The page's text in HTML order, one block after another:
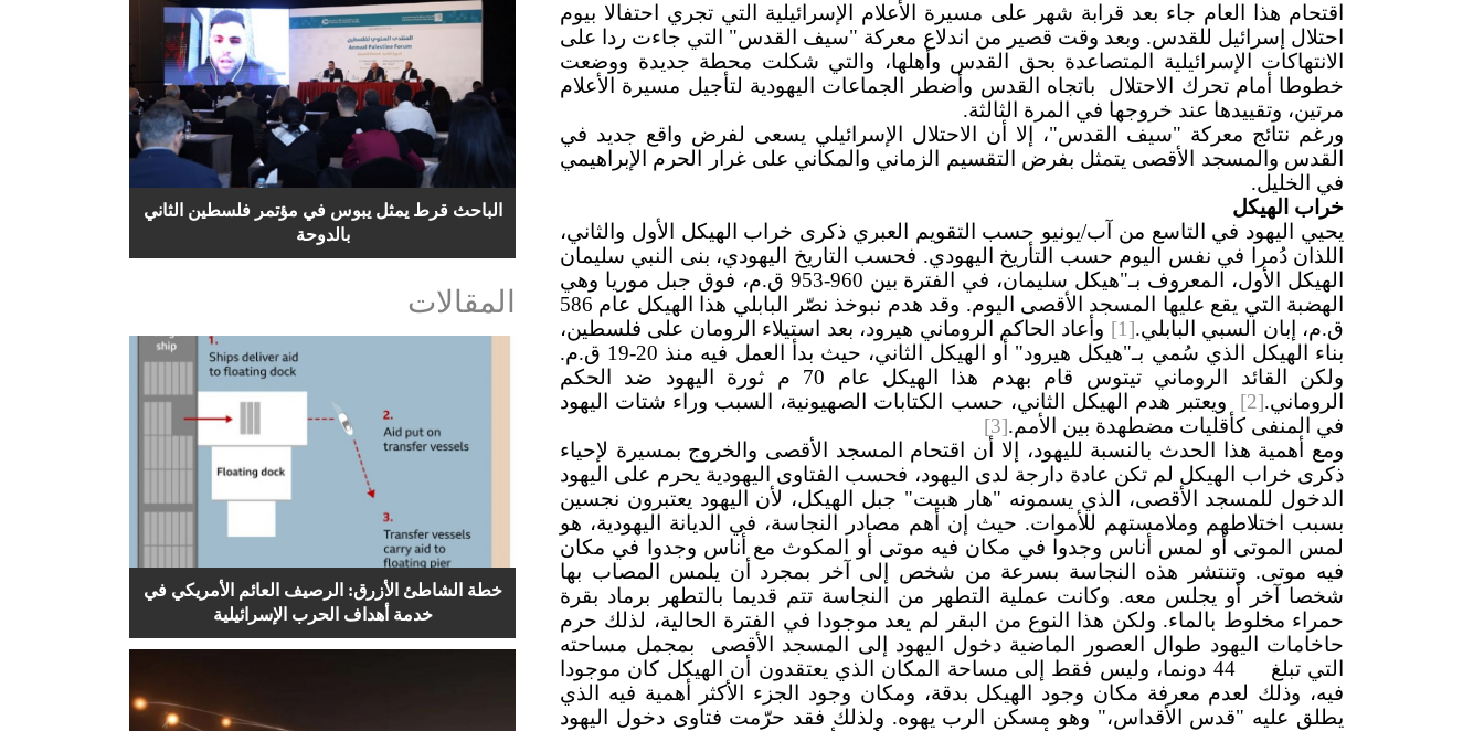
اقتحام هذا العام جاء بعد قرابة شهر على مسيرة الأعلام الإسرائيلية التي تجري احتفالا بيوم
احتلال إسرائيل للقدس. وبعد وقت قصير من اندلاع معركة "سيف القدس" التي جاءت ردا على
الانتهاكات الإسرائيلية المتصاعدة بحق القدس وأهلها، والتي شكلت محطة جديدة ووضعت
خطوطا أمام تحرك الاحتلال باتجاه القدس وأضطر الجماعات اليهودية لتأجيل مسيرة الأعلام
مرتين، وتقييدها عند خروجها في المرة الثالثة.
ورغم نتائج معركة "سيف القدس"، إلا أن الاحتلال الإسرائيلي يسعى لفرض واقع جديد في
القدس والمسجد الأقصى يتمثل بفرض التقسيم الزماني والمكاني على غرار الحرم الإبراهيمي
في الخليل.
خراب الهيكل
يحيي اليهود في التاسع من آب/يونيو حسب التقويم العبري ذكرى خراب الهيكل الأول والثاني،
اللذان دُمرا في نفس اليوم حسب التأريخ اليهودي. فحسب التاريخ اليهودي، بنى النبي سليمان
الهيكل الأول، المعروف بـ"هيكل سليمان، في الفترة بين 960-953 ق.م، فوق جبل موريا وهي
الهضبة التي يقع عليها المسجد الأقصى اليوم. وقد هدم نبوخذ نصّر البابلي هذا الهيكل عام 586
ق.م، إبان السبي البابلي.[1] وأعاد الحاكم الروماني هيرود، بعد استيلاء الرومان على فلسطين،
بناء الهيكل الذي سُمي بـ"هيكل هيرود" أو الهيكل الثاني، حيث بدأ العمل فيه منذ 20-19 ق.م.
ولكن القائد الروماني تيتوس قام بهدم هذا الهيكل عام 70 م ثورة اليهود ضد الحكم
الروماني.[2] ويعتبر هدم الهيكل الثاني، حسب الكتابات الصهيونية، السبب وراء شتات اليهود
في المنفى كأقليات مضطهدة بين الأمم.[3]
ومع أهمية هذا الحدث بالنسبة لليهود، إلا أن اقتحام المسجد الأقصى والخروج بمسيرة لإحياء
ذكرى خراب الهيكل لم تكن عادة دارجة لدى اليهود، فحسب الفتاوى اليهودية يحرم على اليهود
الدخول للمسجد الأقصى، الذي يسمونه "هار هبيت" جبل الهيكل، لأن اليهود يعتبرون نجسين
بسبب اختلاطهم وملامستهم للأموات. حيث إن أهم مصادر النجاسة، في الديانة اليهودية، هو
لمس الموتى أو لمس أناس وجدوا في مكان فيه موتى أو المكوث مع أناس وجدوا في مكان
فيه موتى. وتنتشر هذه النجاسة بسرعة من شخص إلى آخر بمجرد أن يلمس المصاب بها
شخصا آخر أو يجلس معه. وكانت عملية التطهر من النجاسة تتم قديما بالتطهر برماد بقرة
حمراء مخلوط بالماء. ولكن هذا النوع من البقر لم يعد موجودا في الفترة الحالية، لذلك حرم
حاخامات اليهود طوال العصور الماضية دخول اليهود إلى المسجد الأقصى بمجمل مساحته
التي تبلغ 44 دونما، وليس فقط إلى مساحة المكان الذي يعتقدون أن الهيكل كان موجودا
فيه، وذلك لعدم معرفة مكان وجود الهيكل بدقة، ومكان وجود الجزء الأكثر أهمية فيه الذي
يطلق عليه "قدس الأقداس،" وهو مسكن الرب يهوه. ولذلك فقد حرّمت فتاوى دخول اليهود
الباحث قرط يمثل يبوس في مؤتمر فلسطين الثاني
بالدوحة
المقالات
خطة الشاطئ الأزرق: الرصيف العائم الأمريكي في
خدمة أهداف الحرب الإسرائيلية